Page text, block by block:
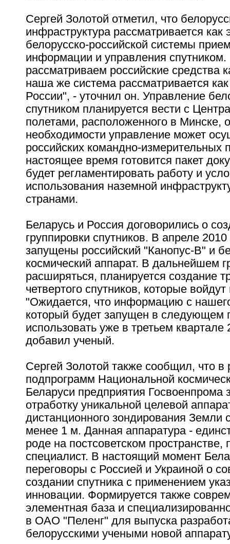
Сергей Золотой отметил, что
инфраструктура рассматривается как
белорусско-российской системы
информации и управления
рассматриваем российские средства
наша же система рассматривается
России", - уточнил он. Управление
спутником планируется вести с
полетами, расположенного в Минске,
необходимости управление может
российских командно-измерительных
настоящее время готовится пакет
будет регламентировать работу и
использования наземной
странами.
Беларусь и Россия договорились о
группировки спутников. В апреле 2010
запущены российский "Канопус-В" и
космический аппарат. В дальнейшем
расширяться, планируется создание
четвертого спутников, которые
"Ожидается, что информацию с
который будет запущен в следующем
использовать уже в третьем квартале
добавил ученый.
Сергей Золотой также сообщил, что в
подпрограмм Национальной
Беларуси предприятия Госвоенпрома
отработку уникальной целевой
дистанционного зондирования Земли
менее 1 м. Данная аппаратура -
роде на постсоветском пространстве,
специалист. В настоящий момент
переговоры с Россией и Украиной о
создании спутника с применением
инновации. Формируется также
элементная база и
в ОАО "Пеленг" для выпуска
белорусскими учеными новой